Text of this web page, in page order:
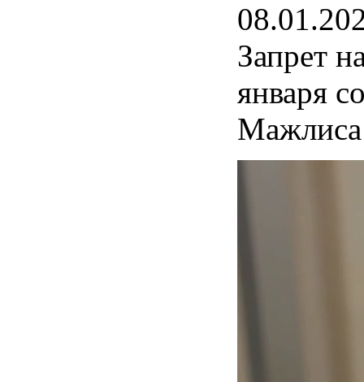
Запрет
января
Мажлиса